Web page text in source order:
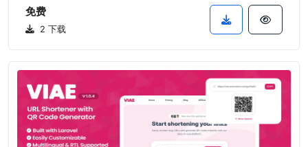
免费
2 下载